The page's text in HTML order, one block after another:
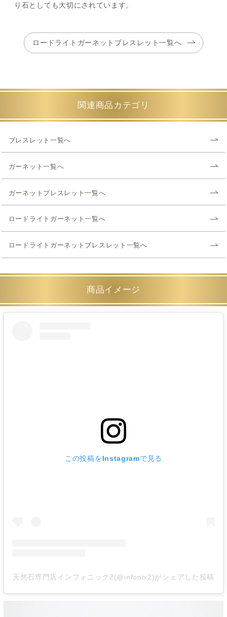
り石としても大切にされています。
ロードライトガーネットブレスレット一覧へ
関連商品カテゴリ
ブレスレット一覧へ
ガーネット一覧へ
ガーネットブレスレット一覧へ
ロードライトガーネット一覧へ
ロードライトガーネットブレスレット一覧へ
商品イメージ
この投稿をInstagramで見る
天然石専門店インフォニック2(@infonix2)がシェアした投稿